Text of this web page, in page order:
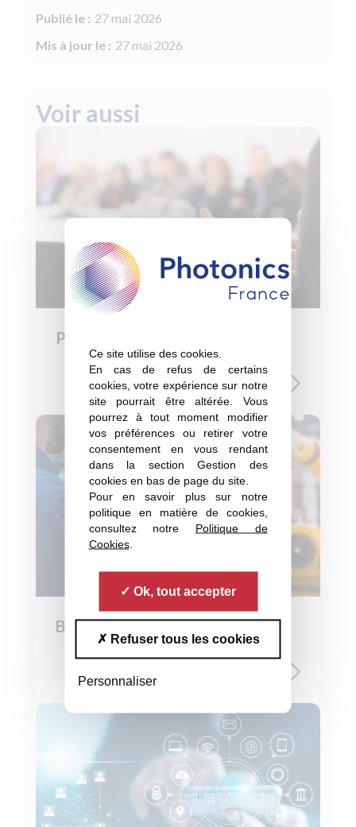
Ce site utilise des cookies.
En cas de refus de certains
cookies, votre expérience sur notre
site pourrait être altérée. Vous
pourrez à tout moment modifier
vos préférences ou retirer votre
consentement en vous rendant
dans la section Gestion des
cookies en bas de page du site.
Pour en savoir plus sur notre
politique en matière de cookies,
consultez notre Politique de
Cookies.
Ok, tout accepter
Refuser tous les cookies
Personnaliser
Publié le : 27 mai 2026
Mis à jour le : 27 mai 2026
Voir aussi
Promouvoir la filière
Baromètre économique